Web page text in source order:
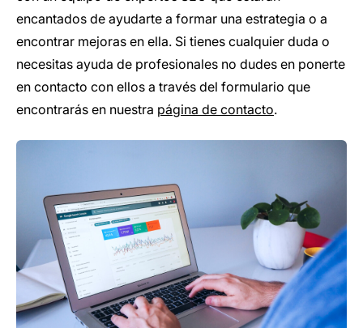
encantados de ayudarte a formar una estrategia o a
encontrar mejoras en ella. Si tienes cualquier duda o
necesitas ayuda de profesionales no dudes en ponerte
en contacto con ellos a través del formulario que
encontrarás en nuestra página de contacto.